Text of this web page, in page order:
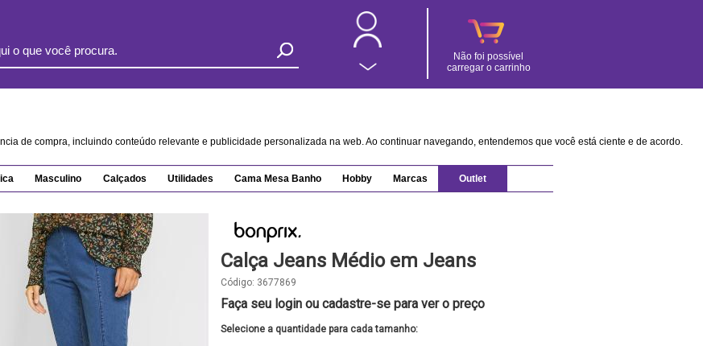
Não foi possível
carregar o carrinho
de compra, incluindo conteúdo relevante e publicidade personalizada na web. Ao continuar navegando, entendemos que você está ciente e de acordo.
Masculino Calçados Utilidades Cama Mesa Banho Hobby Marcas Outlet
Calça Jeans Médio em Jeans
Código: 3677869
Faça seu login ou cadastre-se para ver o preço
Selecione a quantidade para cada tamanho: